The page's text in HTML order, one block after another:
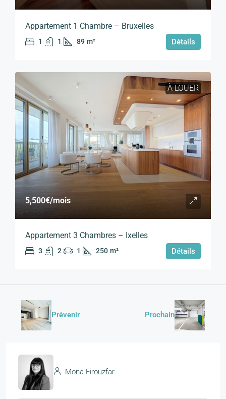
Appartement 1 Chambre – Bruxelles
1 1 89 m² Détails
À LOUER
5,500€/mois
Appartement 3 Chambres – Ixelles
3 2 1 250 m² Détails
Prévenir Prochain
Mona Firouzfar